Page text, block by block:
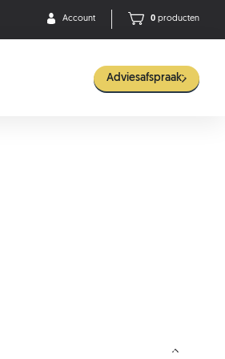
Account 0 producten
Adviesafspraak